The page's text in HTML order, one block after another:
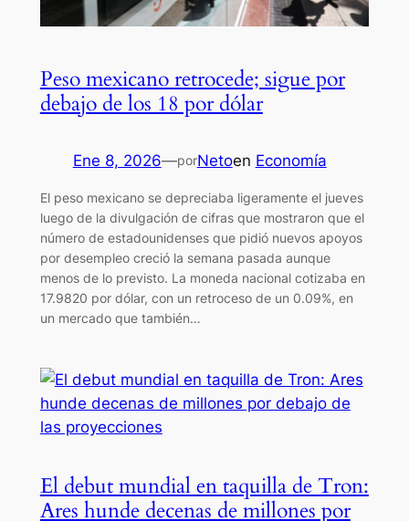
Peso mexicano retrocede; sigue por
debajo de los 18 por dólar
Ene 8, 2026—porNetoen Economía
El peso mexicano se depreciaba ligeramente el jueves
luego de la divulgación de cifras que mostraron que el
número de estadounidenses que pidió nuevos apoyos
por desempleo creció la semana pasada aunque
menos de lo previsto. La moneda nacional cotizaba en
17.9820 por dólar, con un retroceso de un 0.09%, en
un mercado que también…
El debut mundial en taquilla de Tron:
Ares hunde decenas de millones por